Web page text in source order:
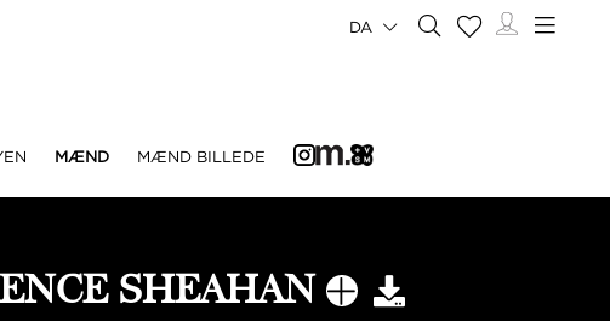
MÆND MÆND BILLEDE
DA
SHEAHAN